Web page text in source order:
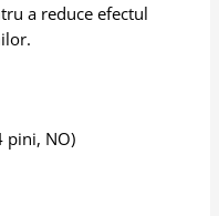
a reduce efectul
pini, NO)